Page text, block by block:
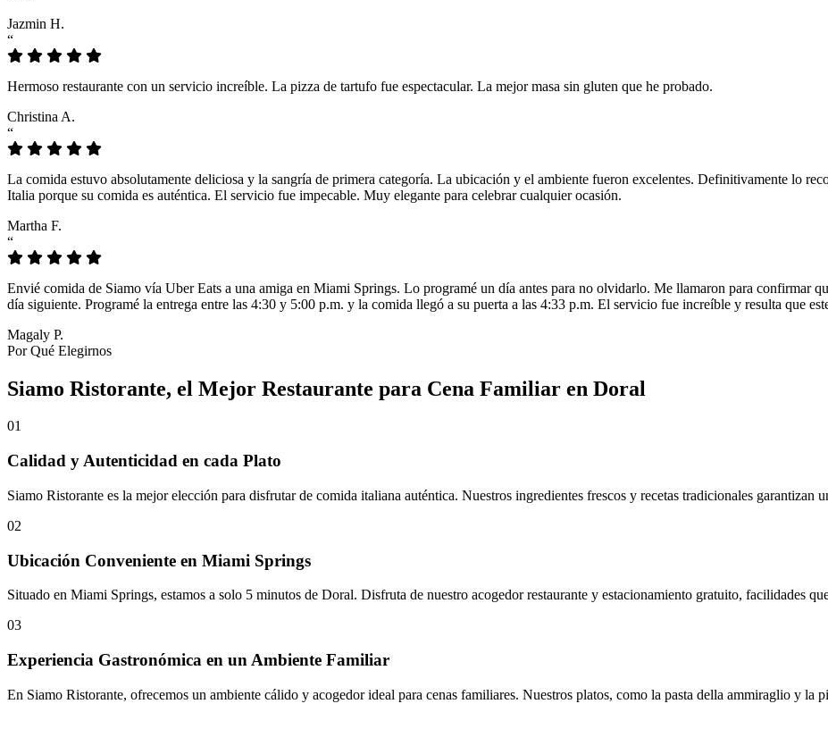
Jazmin H.
“
Hermoso restaurante con un servicio increíble. La pizza de tartufo fue espectacular. La mejor masa sin gluten que he probado.
Christina A.
“
La comida estuvo absolutamente deliciosa y la sangría de primera categoría. La ubicación y el ambiente fueron excelentes. Definitivamente lo
Italia porque su comida es auténtica. El servicio fue impecable. Muy elegante para celebrar cualquier ocasión.
Martha F.
“
Envié comida de Siamo vía Uber Eats a una amiga en Miami Springs. Lo programé un día antes para no olvidarlo. Me llamaron para confirmar
día siguiente. Programé la entrega entre las 4:30 y 5:00 p.m. y la comida llegó a su puerta a las 4:33 p.m. El servicio fue increíble y resulta que
Magaly P.
Por Qué Elegirnos
Siamo Ristorante, el Mejor Restaurante para Cena Familiar en Doral
01
Calidad y Autenticidad en cada Plato
Siamo Ristorante es la mejor elección para disfrutar de comida italiana auténtica. Nuestros ingredientes frescos y recetas tradicionales garantizan
02
Ubicación Conveniente en Miami Springs
Situado en Miami Springs, estamos a solo 5 minutos de Doral. Disfruta de nuestro acogedor restaurante y estacionamiento gratuito, facilidades
03
Experiencia Gastronómica en un Ambiente Familiar
En Siamo Ristorante, ofrecemos un ambiente cálido y acogedor ideal para cenas familiares. Nuestros platos, como la pasta della ammiraglio y la